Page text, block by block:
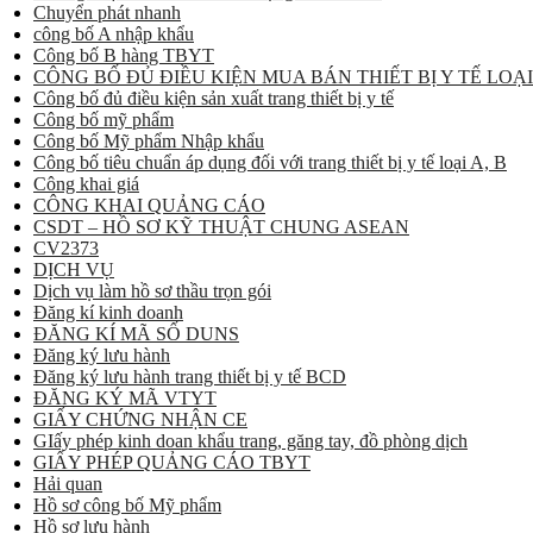
Chuyển phát nhanh
công bố A nhập khẩu
Công bố B hàng TBYT
CÔNG BỐ ĐỦ ĐIỀU KIỆN MUA BÁN THIẾT BỊ Y TẾ
Công bố đủ điều kiện sản xuất trang thiết bị y tế
Công bố mỹ phẩm
Công bố Mỹ phẩm Nhập khẩu
Công bố tiêu chuẩn áp dụng đối với trang thiết bị y tế loại A, B
Công khai giá
CÔNG KHAI QUẢNG CÁO
CSDT – HỒ SƠ KỸ THUẬT CHUNG ASEAN
CV2373
DỊCH VỤ
Dịch vụ làm hồ sơ thầu trọn gói
Đăng kí kinh doanh
ĐĂNG KÍ MÃ SỐ DUNS
Đăng ký lưu hành
Đăng ký lưu hành trang thiết bị y tế BCD
ĐĂNG KÝ MÃ VTYT
GIẤY CHỨNG NHẬN CE
GIấy phép kinh doan khẩu trang, găng tay, đồ phòng dịch
GIẤY PHÉP QUẢNG CÁO TBYT
Hải quan
Hồ sơ công bố Mỹ phẩm
Hồ sơ lưu hành